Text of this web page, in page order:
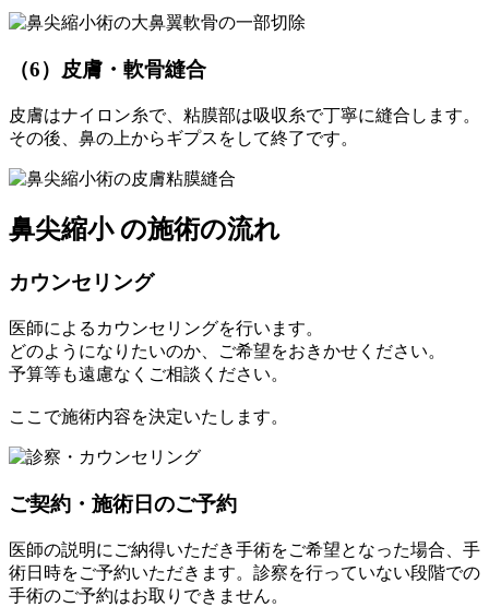
（6）皮膚・軟骨縫合
皮膚はナイロン糸で、粘膜部は吸収糸で丁寧に縫合します。
その後、鼻の上からギプスをして終了です。
鼻尖縮小 の施術の流れ
カウンセリング
医師によるカウンセリングを行います。
どのようになりたいのか、ご希望をおきかせください。
予算等も遠慮なくご相談ください。
ここで施術内容を決定いたします。
ご契約・施術日のご予約
医師の説明にご納得いただき手術をご希望となった場合、手
術日時をご予約いただきます。診察を行っていない段階での
手術のご予約はお取りできません。